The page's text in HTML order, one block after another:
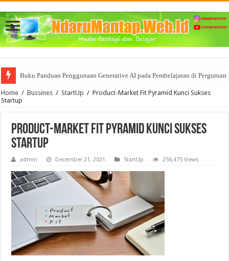
Buku Panduan Penggunaan Generative AI pada Pembelajaran di
Home / Bussines / StartUp / Product-Market Fit Pyramid Kunci Sukses
Startup
Product-Market Fit Pyramid Kunci Sukses
Startup
admin December 21, 2021 StartUp 256,475 Views